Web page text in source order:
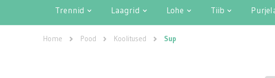
Trennid Laagrid Lohe Tiib
Home Pood Koolitused Sup